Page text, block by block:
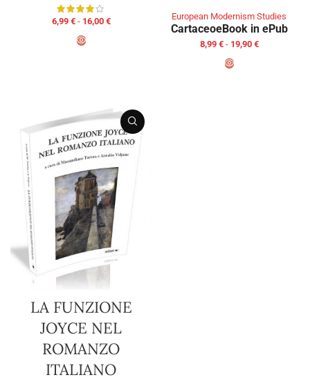
6,99 € - 16,00 € European Modernism Studies
CartaceoeBook in ePub
8,99 € - 19,90 €
LA FUNZIONE
JOYCE NEL
ROMANZO
ITALIANO